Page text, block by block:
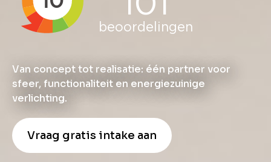
Van concept tot realisatie: één partner voor
sfeer, functionaliteit en energiezuinige
verlichting.
Vraag gratis intake aan